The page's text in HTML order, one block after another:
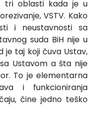
tri oblasti kada je u
VSTV. Kako
i neustavnosti sa
suda BiH nije u
je taj koji čuva Ustav,
Ustavom a šta nije
To je elementarna
i funkcioniranja
čine jedno teško